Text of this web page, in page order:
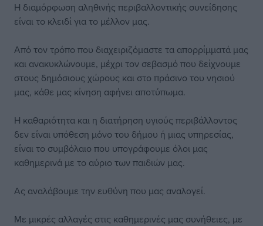
Η διαμόρφωση αληθινής περιβαλλοντικής συνείδησης
είναι το κλειδί για το μέλλον μας.
Από τον τρόπο που διαχειριζόμαστε τα απορρίμματά μας
και ανακυκλώνουμε, μέχρι τον σεβασμό που δείχνουμε
στους δημόσιους χώρους και στο πράσινο του νησιού
μας, κάθε μας κίνηση αφήνει αποτύπωμα.
Η καθαριότητα και η διατήρηση υγιούς περιβάλλοντος
δεν είναι υπόθεση μόνο του δήμου ή μιας υπηρεσίας,
είναι το συμβόλαιο που υπογράφουμε όλοι μας
καθημερινά με το αύριο των παιδιών μας.
Ας αναλάβουμε την ευθύνη που μας αναλογεί.
Με μικρές αλλαγές στις καθημερινές μας συνήθειες, με